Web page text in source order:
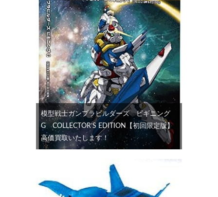
模型戦士ガンプラビルダーズ ビギニング
G COLLECTOR’S EDITION【初回限定版】
高価買取いたします！